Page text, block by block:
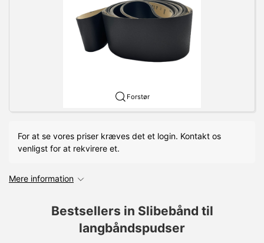
Forstør
For at se vores priser kræves det et login. Kontakt os
venligst for at rekvirere et.
Mere information
Bestsellers in Slibebånd til
langbåndspudser